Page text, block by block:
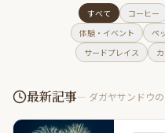
すべて コーヒー
体験・イベント
ペ
サードプレイス
最新記事— ダガヤサンドウ